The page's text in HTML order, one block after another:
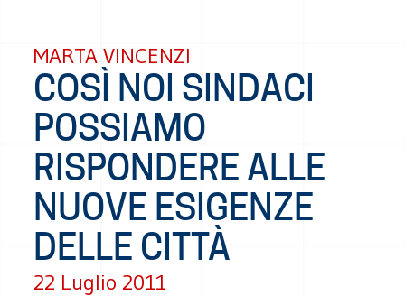
MARTA VINCENZI
COSÌ NOI SINDACI
POSSIAMO
RISPONDERE ALLE
NUOVE ESIGENZE
DELLE CITTÀ
22 Luglio 2011